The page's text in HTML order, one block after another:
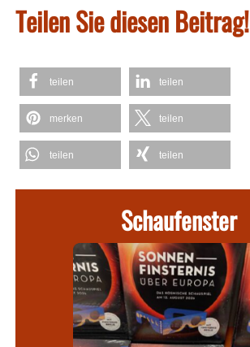
Teilen Sie diesen Beitrag!
teilen teilen
merken teilen
teilen teilen
Schaufenster